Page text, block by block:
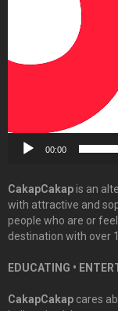
00:00
CakapCakapis an
with attractive and
people who are or
destination with over
EDUCATING •
CakapCakap cares